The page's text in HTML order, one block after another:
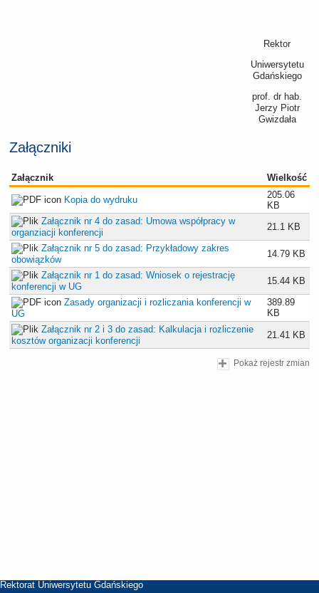
Rektor
Uniwersytetu
Gdańskiego
prof. dr hab.
Jerzy Piotr
Gwizdała
Załączniki
Załącznik Wielkość
Kopia do wydruku
205.06
KB
Załącznik nr 4 do zasad: Umowa współpracy w
organziacji konferencji
21.1 KB
Załącznik nr 5 do zasad: Przykładowy zakres
obowiązków
14.79 KB
Załącznik nr 1 do zasad: Wniosek o rejestrację
konferencji w UG
15.44 KB
Zasady organizacji i rozliczania konferencji w
UG
389.89
KB
Załącznik nr 2 i 3 do zasad: Kalkulacja i rozliczenie
kosztów organizacji konferencji
21.41 KB
Pokaż rejestr zmian
Rektorat Uniwersytetu Gdańskiego